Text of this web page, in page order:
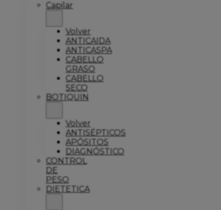
Capilar
Volver
ANTICAIDA
ANTICASPA
CABELLO
GRASO
CABELLO
SECO
BOTIQUIN
Volver
ANTISÉPTICOS
APÓSITOS
DIAGNÓSTICO
CONTROL
DE
PESO
DIETETICA